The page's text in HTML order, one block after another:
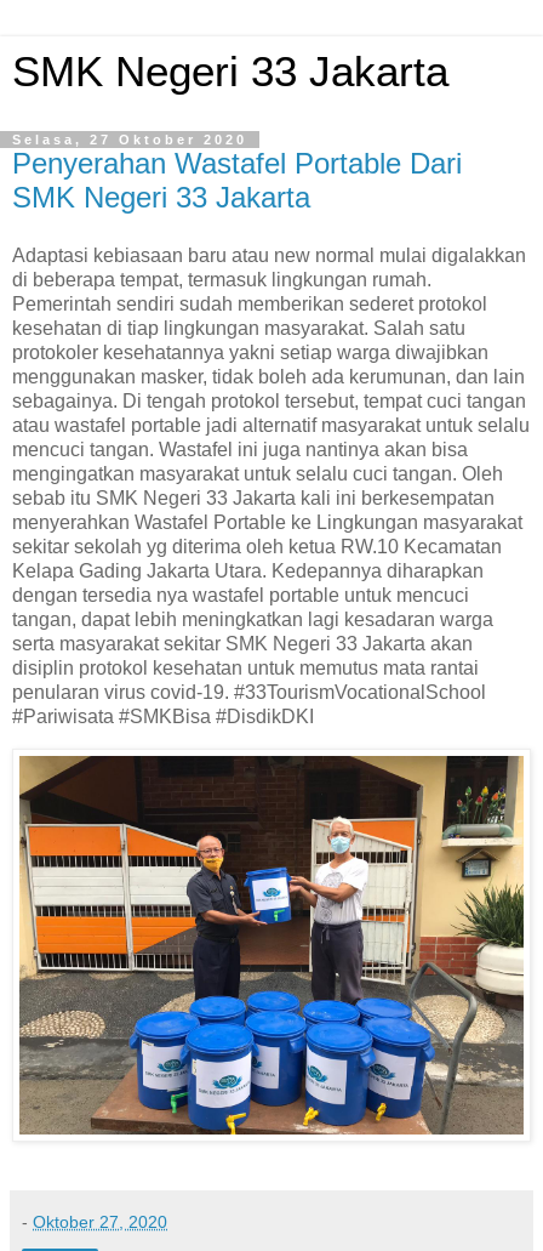
SMK Negeri 33 Jakarta
Selasa, 27 Oktober 2020
Penyerahan Wastafel Portable Dari
SMK Negeri 33 Jakarta
Adaptasi kebiasaan baru atau new normal mulai digalakkan
di beberapa tempat, termasuk lingkungan rumah.
Pemerintah sendiri sudah memberikan sederet protokol
kesehatan di tiap lingkungan masyarakat. Salah satu
protokoler kesehatannya yakni setiap warga diwajibkan
menggunakan masker, tidak boleh ada kerumunan, dan lain
sebagainya. Di tengah protokol tersebut, tempat cuci tangan
atau wastafel portable jadi alternatif masyarakat untuk selalu
mencuci tangan. Wastafel ini juga nantinya akan bisa
mengingatkan masyarakat untuk selalu cuci tangan. Oleh
sebab itu SMK Negeri 33 Jakarta kali ini berkesempatan
menyerahkan Wastafel Portable ke Lingkungan masyarakat
sekitar sekolah yg diterima oleh ketua RW.10 Kecamatan
Kelapa Gading Jakarta Utara. Kedepannya diharapkan
dengan tersedia nya wastafel portable untuk mencuci
tangan, dapat lebih meningkatkan lagi kesadaran warga
serta masyarakat sekitar SMK Negeri 33 Jakarta akan
disiplin protokol kesehatan untuk memutus mata rantai
penularan virus covid-19. #33TourismVocationalSchool
#Pariwisata #SMKBisa #DisdikDKI
- Oktober 27, 2020